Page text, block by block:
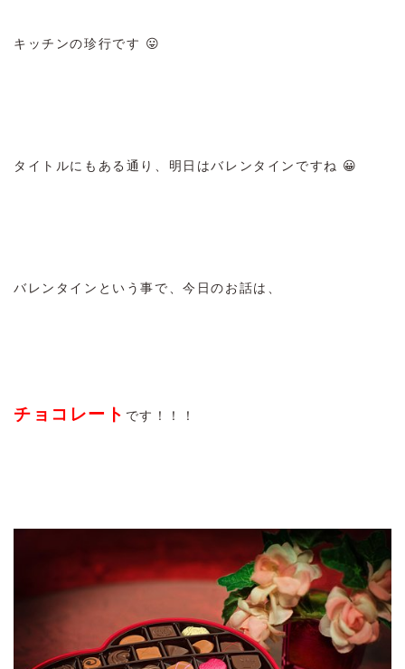
キッチンの珍行です 😛
タイトルにもある通り、明日はバレンタインですね 😀
バレンタインという事で、今日のお話は、
チョコレート です！！！